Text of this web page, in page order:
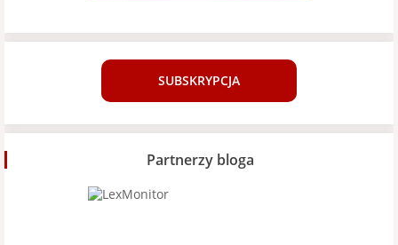
SUBSKRYPCJA
Partnerzy bloga